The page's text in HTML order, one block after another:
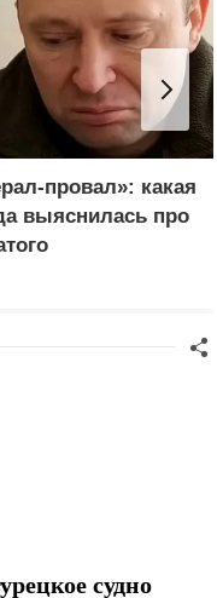
провал»: какая
выяснилась про
судно